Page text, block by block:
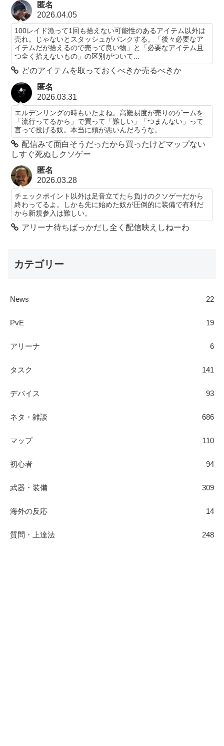
匿名
2026.04.05
100レイド漁って1回も拾えない可能性のあるアイテム以外は
売れ。じゃないとスタッシュがパンクする。「後々必要なア
イテムだが拾えるので売って良い物」と「必要なアイテム且
つ全く拾えないもの」の区別がついて...
どのアイテムを取っておくべきか売るべきか
匿名
2026.03.31
エルデンリングの時もいたよね。高難易度が売りのゲームを
「流行ってるから」で買って「難しい」「つまんない」って
言って投げる奴。本当に頭が悪いんだろうな。
配信みて面白そうだったから買ったけどマップない
しすぐ死ぬしクソゲー
匿名
2026.03.28
チェックポイント以外は足音立てたら負けのクソゲーだから
終わってるよ。しかも先に始めた奴が圧倒的に装備で有利だ
から新規参入は難しい。
アリーナ待ちばっかだし全く配信映えしねーわ
カテゴリー
News 22
PvE 19
アリーナ 6
タスク 141
デバイス 93
ネタ・雑談 686
マップ 110
初心者 94
武器・装備 309
海外の反応 14
質問・上達法 248